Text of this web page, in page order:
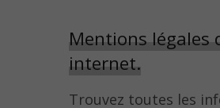
Mentions légales
internet.
Trouvez toutes les